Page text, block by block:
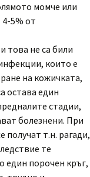
момче или
5% от
това не са били
които е
на кожичката,
остава един
стадии,
болезнени. При
получат т.н. рагади,
те
един порочен кръг,